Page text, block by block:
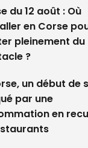
2081
du 12 août : Où
en Corse pour
?
un début de
par une